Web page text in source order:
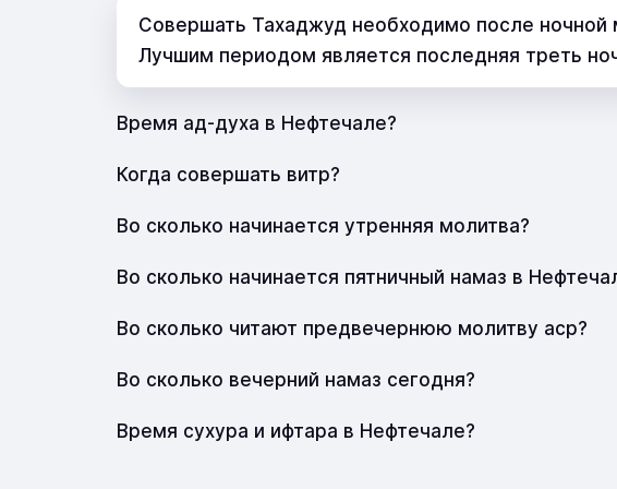
Совершать Тахаджуд необходимо после
Лучшим периодом является последняя треть
Время ад-духа в Нефтечале?
Когда совершать витр?
Во сколько начинается утренняя молитва?
Во сколько начинается пятничный намаз в
Во сколько читают предвечернюю молитву аср?
Во сколько вечерний намаз сегодня?
Время сухура и ифтара в Нефтечале?